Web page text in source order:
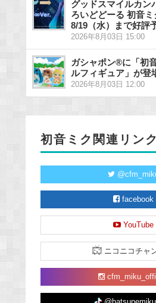
グッドスマイルカン
ろいどどーる 初音
8/19（水）まで好評
2026年8月03日 15:00
ガシャポン®に「初
ルフィギュア」が登
2026年8月03日 12:00
初音ミク関連リンク
facebook
YouTube
ニコニコチャ